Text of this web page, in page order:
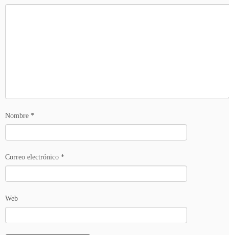
Nombre *
Correo electrónico *
Web